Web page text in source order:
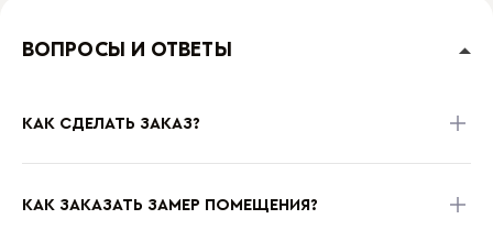
ВОПРОСЫ И ОТВЕТЫ
КАК СДЕЛАТЬ ЗАКАЗ?
КАК ЗАКАЗАТЬ ЗАМЕР ПОМЕЩЕНИЯ?